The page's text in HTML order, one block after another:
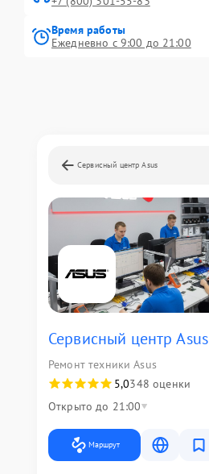
Время работы
Ежедневно с 9:00 до 21:00
Сервисный центр Asus
Сервисный центр Asus
Ремонт техники Asus
5,0348 оценки
Открыто до 21:00
Маршрут